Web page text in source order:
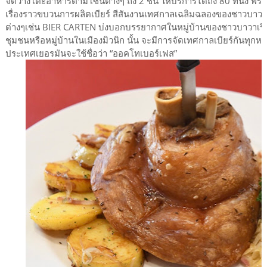
เรื่องราวขบวนการผลิตเบียร์ สีสันงานเทศกาลเฉลิมฉลองของชาวบาว
ต่างๆเช่น BIER CARTEN บ่งบอกบรรยากาศในหมู่บ้านของชาวบาวา
ชุมชนหรือหมู่บ้านในเมืองมิวนิก นั้น จะมีการจัดเทศกาลเบียร์กันทุก
ประเทศเยอรมันจะใช้ชื่อว่า “ออคโทเบอร์เฟส”